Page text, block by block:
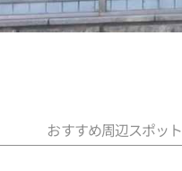
おすすめ周辺スポット